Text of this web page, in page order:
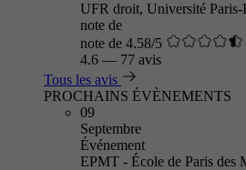
UFR droit, Université
note de
note de 4.58/5
4.6 — 77 avis
Tous les avis
PROCHAINS ÉVÈNEMENTS
09
Septembre
Événement
EPMT - École de Paris des